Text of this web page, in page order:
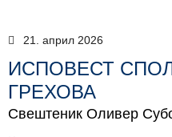
21. април 2026
ИСПОВЕСТ
ГРЕХОВА
Свештеник Оливер